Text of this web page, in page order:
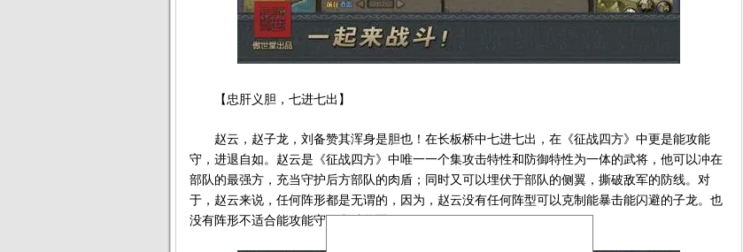
【忠肝义胆，七进七出】
赵云，赵子龙，刘备赞其浑身是胆也！在长板桥中七进七出，在《征战四方》中更是能攻能
守，进退自如。赵云是《征战四方》中唯一一个集攻击特性和防御特性为一体的武将，他可以冲在
部队的最强方，充当守护后方部队的肉盾；同时又可以埋伏于部队的侧翼，撕破敌军的防线。对
于，赵云来说，任何阵形都是无谓的，因为，赵云没有任何阵型可以克制能暴击能闪避的子龙。也
没有阵形不适合能攻能守的常胜将军。